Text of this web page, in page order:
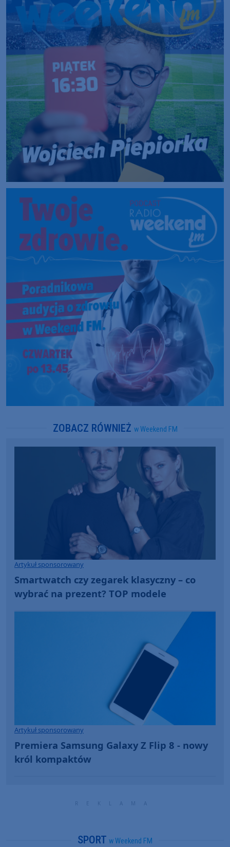
ZOBACZ RÓWNIEŻ w Weekend FM
Artykuł sponsorowany
Smartwatch czy zegarek klasyczny – co
wybrać na prezent? TOP modele
Artykuł sponsorowany
Premiera Samsung Galaxy Z Flip 8 - nowy
król kompaktów
SPORT w Weekend FM